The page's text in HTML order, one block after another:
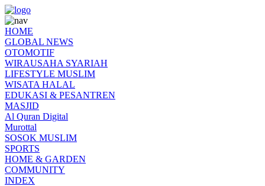
HOME
GLOBAL NEWS
OTOMOTIF
WIRAUSAHA SYARIAH
LIFESTYLE MUSLIM
WISATA HALAL
EDUKASI & PESANTREN
MASJID
Al Quran Digital
Murottal
SOSOK MUSLIM
SPORTS
HOME & GARDEN
COMMUNITY
INDEX